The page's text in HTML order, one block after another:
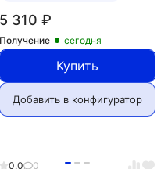
5 310 ₽
Получение сегодня
Купить
Добавить в конфигуратор
0.0
0